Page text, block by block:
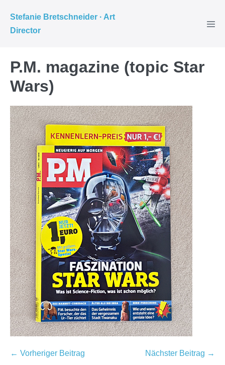
zum
Stefanie Bretschneider · Art
Director
P.M. magazine (topic Star
Wars)
← Vorheriger Beitrag Nächster Beitrag →